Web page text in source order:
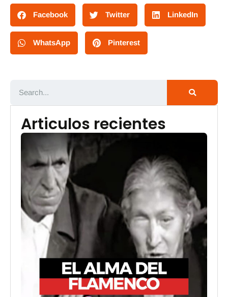
Articulos recientes
Facebook Twitter LinkedIn
WhatsApp Pinterest